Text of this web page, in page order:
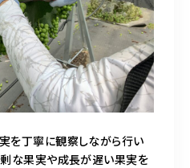
を丁寧に観察しながら行い
剰な果実や成長が遅い果実を